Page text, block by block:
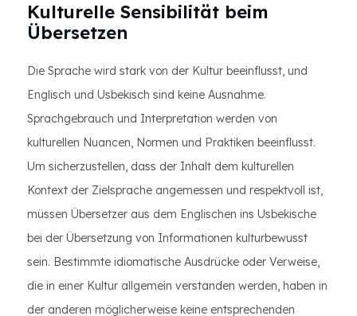
Kulturelle Sensibilität beim
Übersetzen
Die Sprache wird stark von der Kultur beeinflusst, und
Englisch und Usbekisch sind keine Ausnahme.
Sprachgebrauch und Interpretation werden von
kulturellen Nuancen, Normen und Praktiken beeinflusst.
Um sicherzustellen, dass der Inhalt dem kulturellen
Kontext der Zielsprache angemessen und respektvoll ist,
müssen Übersetzer aus dem Englischen ins Usbekische
bei der Übersetzung von Informationen kulturbewusst
sein. Bestimmte idiomatische Ausdrücke oder Verweise,
die in einer Kultur allgemein verstanden werden, haben in
der anderen möglicherweise keine entsprechenden